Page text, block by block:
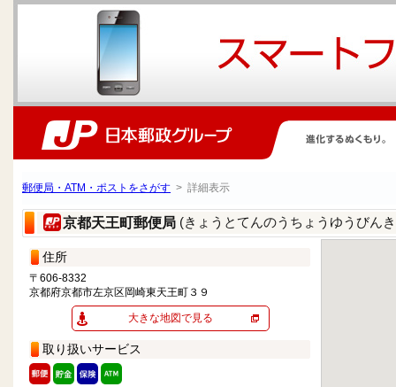
郵便局・ATM・ポストをさがす > 詳細表示
京都天王町郵便局 (きょうとてんのうちょうゆうびん
住所
〒606-8332
京都府京都市左京区岡崎東天王町３９
大きな地図で見る
取り扱いサービス